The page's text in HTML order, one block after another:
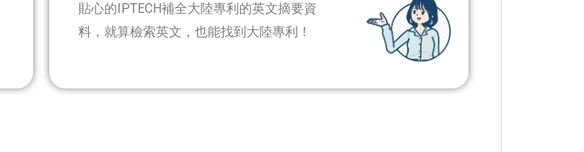
貼心的IPTECH補全大陸專利的英文摘要資
料，就算檢索英文，也能找到大陸專利！